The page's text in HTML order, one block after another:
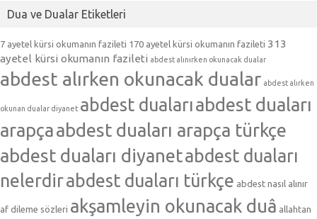
Dua ve Dualar Etiketleri
7 ayetel kürsi okumanın fazileti 170 ayetel kürsi okumanın fazileti 313
ayetel kürsi okumanın fazileti abdest alınırken okunacak dualar
abdest alırken okunacak dualar abdest alırken
okunan dualar diyanet abdest dualarıabdest duaları
arapçaabdest duaları arapça türkçe
abdest duaları diyanetabdest duaları
nelerdirabdest duaları türkçe abdest nasıl alınır
af dileme sözleri akşamleyin okunacak duâ allahtan